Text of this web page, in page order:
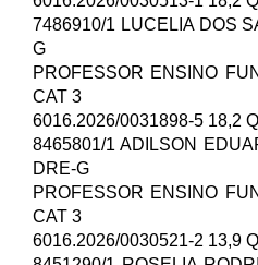
7486910/1 LUCELIA DOS
G
PROFESSOR ENSINO
CAT 3
6016.2026/0031898-5 18,2
8465801/1 ADILSON
DRE-G
PROFESSOR ENSINO
CAT 3
6016.2026/0030521-2 13,9